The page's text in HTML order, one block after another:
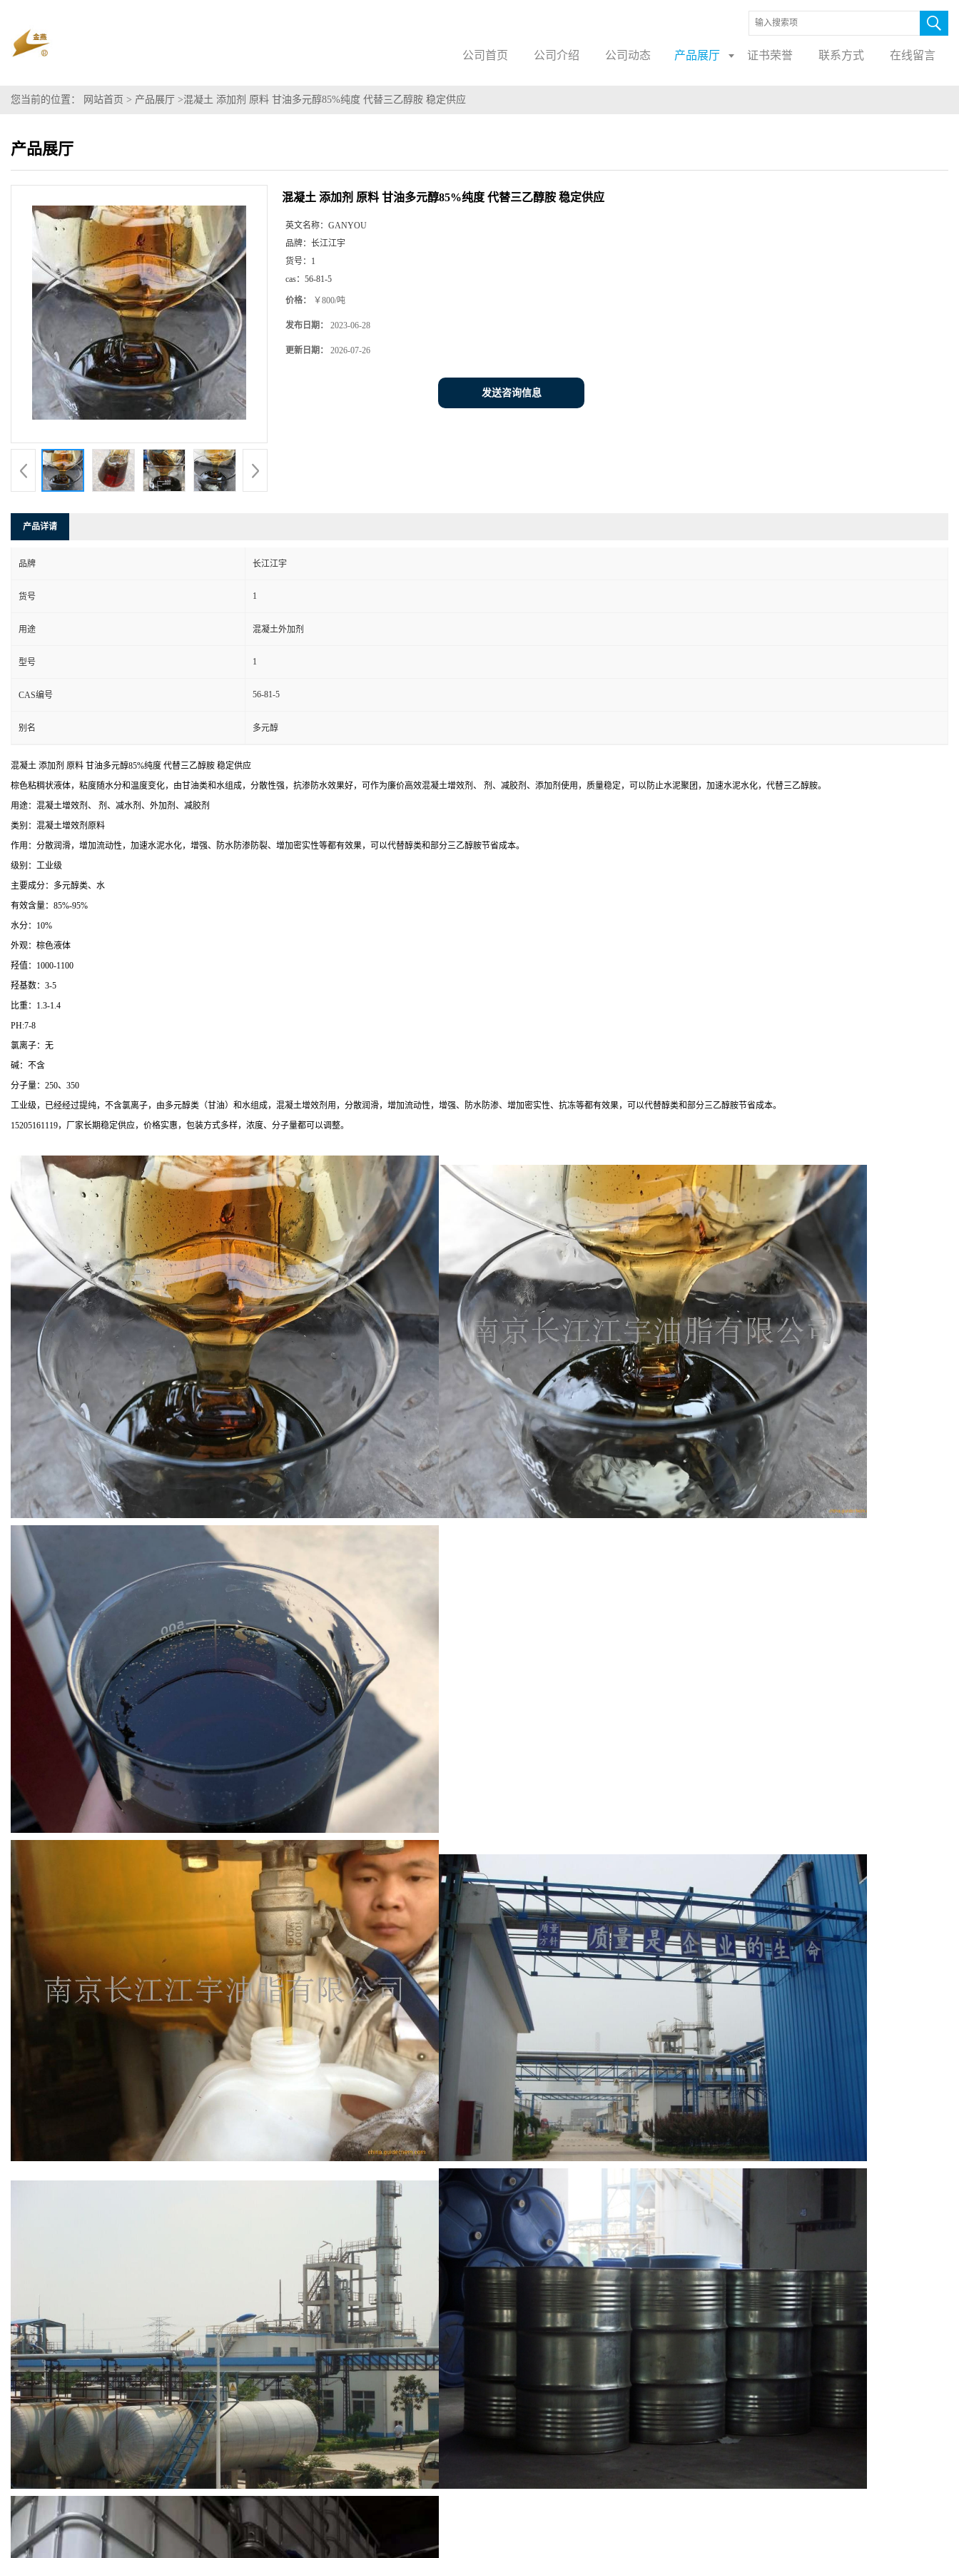
公司首页 公司介绍 公司动态 产品展厅 证书荣誉 联系方式 在线留言
您当前的位置： 网站首页 > 产品展厅 >混凝土 添加剂 原料 甘油多元醇85%纯度 代替三乙醇胺 稳定供应
产品展厅
混凝土 添加剂 原料 甘油多元醇85%纯度 代替三乙醇胺 稳定供应
英文名称： GANYOU
品牌： 长江江宇
货号： 1
cas： 56-81-5
价格： ￥800/吨
发布日期： 2023-06-28
更新日期： 2026-07-26
发送咨询信息
产品详请
品牌 长江江宇
货号 1
用途 混凝土外加剂
型号 1
CAS编号 56-81-5
别名 多元醇
混凝土 添加剂 原料 甘油多元醇85%纯度 代替三乙醇胺 稳定供应
棕色粘稠状液体，粘度随水分和温度变化，由甘油类和水组成，分散性强，抗渗防水效果好，可作为廉价高效混凝土增效剂、 剂、减胶剂、添加剂使用，质量稳定，可以防止水泥聚团，加速水泥水化，代替三乙醇胺。
用途：混凝土增效剂、 剂、减水剂、外加剂、减胶剂
类别：混凝土增效剂原料
作用：分散润滑，增加流动性，加速水泥水化，增强、防水防渗防裂、增加密实性等都有效果，可以代替醇类和部分三乙醇胺节省成本。
级别：工业级
主要成分：多元醇类、水
有效含量：85%-95%
水分：10%
外观：棕色液体
羟值：1000-1100
羟基数：3-5
比重：1.3-1.4
PH:7-8
氯离子：无
碱：不含
分子量：250、350
工业级，已经经过提纯，不含氯离子，由多元醇类（甘油）和水组成，混凝土增效剂用，分散润滑，增加流动性，增强、防水防渗、增加密实性、抗冻等都有效果，可以代替醇类和部分三乙醇胺节省成本。
15205161119，厂家长期稳定供应，价格实惠，包装方式多样，浓度、分子量都可以调整。